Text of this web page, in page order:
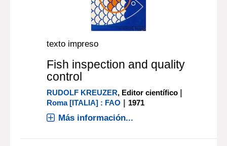
texto impreso
Fish inspection and quality
control
RUDOLF KREUZER, Editor científico |
Roma [ITALIA] : FAO | 1971
Más información...